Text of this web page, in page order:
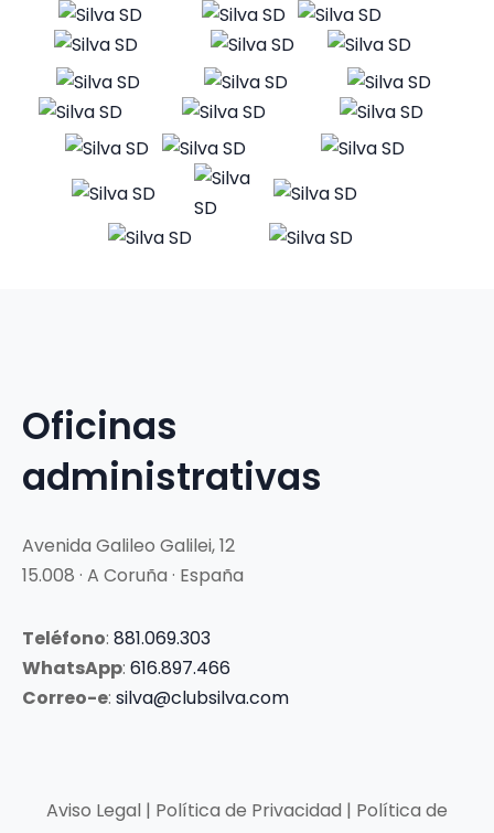
Oficinas
administrativas
Avenida Galileo Galilei, 12
15.008 · A Coruña · España
Teléfono: 881.069.303
WhatsApp: 616.897.466
Correo-e: silva@clubsilva.com
Aviso Legal | Política de Privacidad | Política de